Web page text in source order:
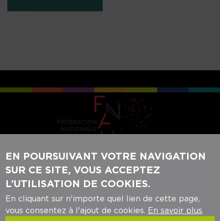
REJOIGNEZ-NOUS SUR NOS RÉSEAUX
SOCIAUX :
EN POURSUIVANT VOTRE NAVIGATION
SUR CE SITE, VOUS ACCEPTEZ
L’UTILISATION DE COOKIES.
En cliquant sur n'importe quel lien de cette page,
vous consentez à l'ajout de cookies. En savoir plus